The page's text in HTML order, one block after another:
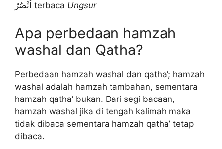
اُنْصُرْ terbaca Ungsur
Apa perbedaan hamzah
washal dan Qatha?
Perbedaan hamzah washal dan qatha’; hamzah
washal adalah hamzah tambahan, sementara
hamzah qatha’ bukan. Dari segi bacaan,
hamzah washal jika di tengah kalimah maka
tidak dibaca sementara hamzah qatha’ tetap
dibaca.